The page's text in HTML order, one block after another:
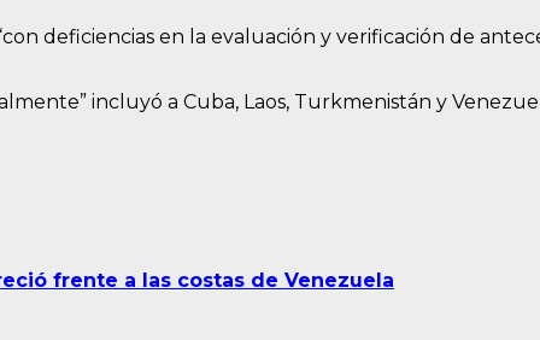
deficiencias en la evaluación y verificación de
incluyó a Cuba, Laos, Turkmenistán y
frente a las costas de Venezuela